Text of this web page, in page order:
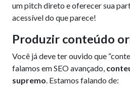
um pitch direto e oferecer sua
acessível do que parece!
Produzir conteúdo
Você já deve ter ouvido que
falamos em SEO avançado,
supremo. Estamos falando de: